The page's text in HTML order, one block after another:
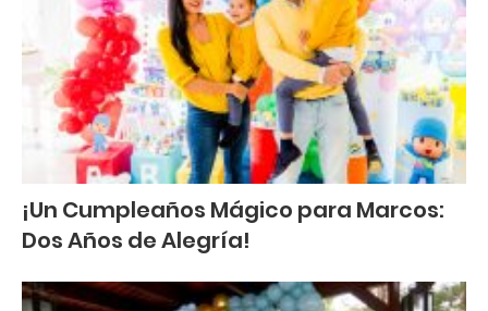
¡Un Cumpleaños Mágico para Marcos:
Dos Años de Alegría!